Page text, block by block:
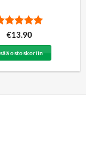
Arvostelu
5
€13.90
ostoskoriin